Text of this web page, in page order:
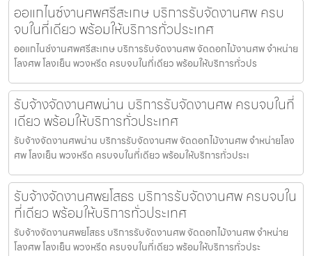
ออแกไนซ์งานศพศรีสะเกษ บริการรับจัดงานศพ ครบ
จบในที่เดียว พร้อมให้บริการทั่วประเทศ
ออแกไนซ์งานศพศรีสะเกษ บริการรับจัดงานศพ จัดดอกไม้งานศพ จำหน่าย
โลงศพ โลงเย็น พวงหรีด ครบจบในที่เดียว พร้อมให้บริการทั่วปร
รับจ้างจัดงานศพน่าน บริการรับจัดงานศพ ครบจบในที่
เดียว พร้อมให้บริการทั่วประเทศ
รับจ้างจัดงานศพน่าน บริการรับจัดงานศพ จัดดอกไม้งานศพ จำหน่ายโลง
ศพ โลงเย็น พวงหรีด ครบจบในที่เดียว พร้อมให้บริการทั่วประเ
รับจ้างจัดงานศพยโสธร บริการรับจัดงานศพ ครบจบใน
ที่เดียว พร้อมให้บริการทั่วประเทศ
รับจ้างจัดงานศพยโสธร บริการรับจัดงานศพ จัดดอกไม้งานศพ จำหน่าย
โลงศพ โลงเย็น พวงหรีด ครบจบในที่เดียว พร้อมให้บริการทั่วประ